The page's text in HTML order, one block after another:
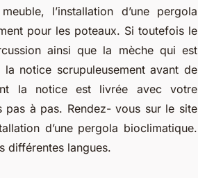
l’installation d’une pergola
pour les poteaux. Si toutefois le
ainsi que la mèche qui est
notice scrupuleusement avant de
la notice est livrée avec votre
pas à pas. Rendez- vous sur le site
d’une pergola bioclimatique.
différentes langues.